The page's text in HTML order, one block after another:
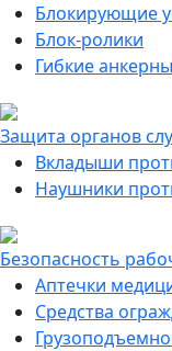
Блокирующие
Блок-ролики
Гибкие
Защита органов
Вкладыши
Наушники
Безопасность
Аптечки
Средства